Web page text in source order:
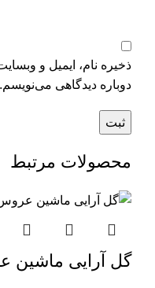
ذخیره نام، ایمیل و
دوباره دیدگاهی می‌نویسم.
محصولات مرتبط
گل آرایی ماشین